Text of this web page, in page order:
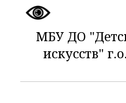
МБУ ДО
искусств"